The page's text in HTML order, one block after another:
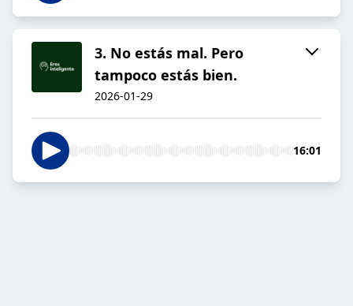
3. No estás mal. Pero
tampoco estás bien.
2026-01-29
16:01